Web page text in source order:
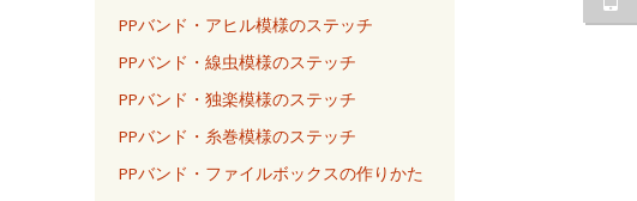
PPバンド・アヒル模様のステッチ
PPバンド・線虫模様のステッチ
PPバンド・独楽模様のステッチ
PPバンド・糸巻模様のステッチ
PPバンド・ファイルボックスの作りかた